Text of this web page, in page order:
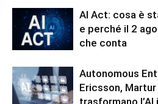
AI Act: cosa è
e perché il 2
che conta
Autonomous
Ericsson,
trasformano l’AI